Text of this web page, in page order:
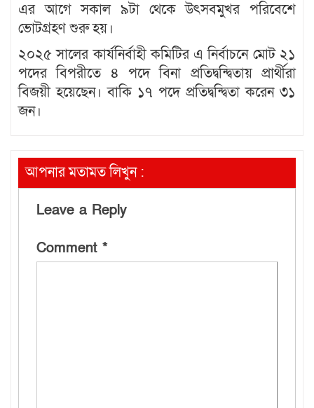
এর আগে সকাল ৯টা থেকে উৎসবমুখর পরিবেশে
ভোটগ্রহণ শুরু হয়।
২০২৫ সালের কার্যনির্বাহী কমিটির এ নির্বাচনে মোট ২১
পদের বিপরীতে ৪ পদে বিনা প্রতিদ্বন্দ্বিতায় প্রার্থীরা
বিজয়ী হয়েছেন। বাকি ১৭ পদে প্রতিদ্বন্দ্বিতা করেন ৩১
জন।
আপনার মতামত লিখুন :
Leave a Reply
Comment *